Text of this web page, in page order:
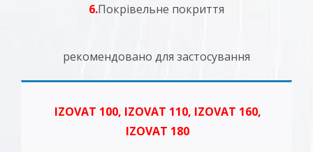
6.Покрівельне покриття
рекомендовано для застосування
IZOVAT 100, IZOVAT 110, IZOVAT 160,
IZOVAT 180